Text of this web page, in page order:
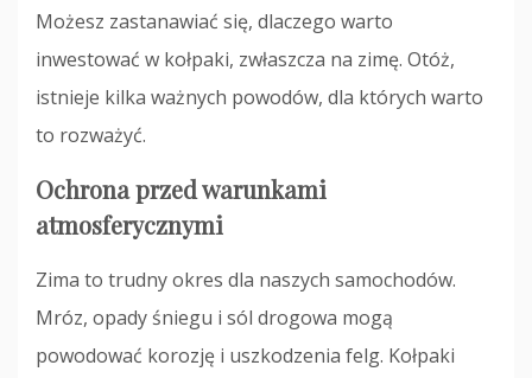
Możesz zastanawiać się, dlaczego warto
inwestować w kołpaki, zwłaszcza na zimę. Otóż,
istnieje kilka ważnych powodów, dla których warto
to rozważyć.
Ochrona przed warunkami
atmosferycznymi
Zima to trudny okres dla naszych samochodów.
Mróz, opady śniegu i sól drogowa mogą
powodować korozję i uszkodzenia felg. Kołpaki